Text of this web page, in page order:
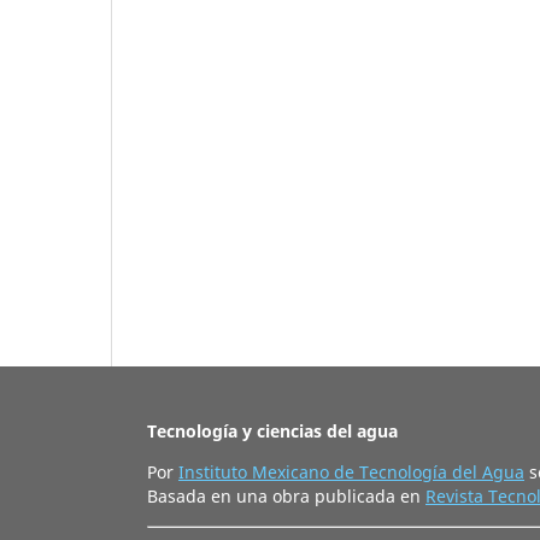
Tecnología y ciencias del agua
Por Instituto Mexicano de Tecnología del Agua
Basada en una obra publicada en Revista